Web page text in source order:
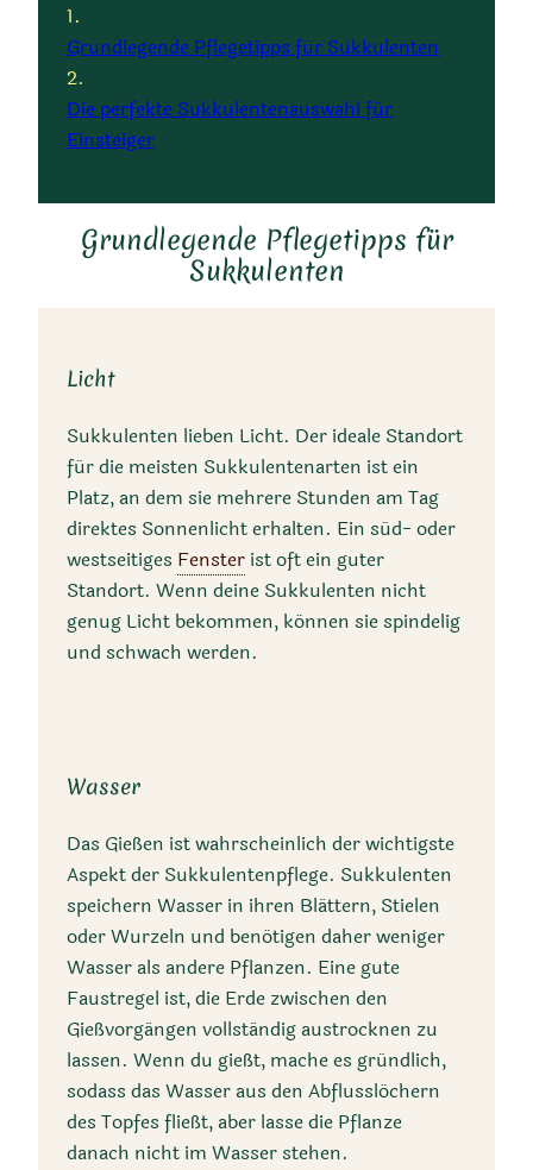
Grundlegende Pflegetipps für Sukkulenten
Die perfekte Sukkulentenauswahl für
Einsteiger
Grundlegende Pflegetipps für
Sukkulenten
Licht
Sukkulenten lieben Licht. Der ideale Standort
für die meisten Sukkulentenarten ist ein
Platz, an dem sie mehrere Stunden am Tag
direktes Sonnenlicht erhalten. Ein süd- oder
westseitiges Fenster ist oft ein guter
Standort. Wenn deine Sukkulenten nicht
genug Licht bekommen, können sie spindelig
und schwach werden.
Wasser
Das Gießen ist wahrscheinlich der wichtigste
Aspekt der Sukkulentenpflege. Sukkulenten
speichern Wasser in ihren Blättern, Stielen
oder Wurzeln und benötigen daher weniger
Wasser als andere Pflanzen. Eine gute
Faustregel ist, die Erde zwischen den
Gießvorgängen vollständig austrocknen zu
lassen. Wenn du gießt, mache es gründlich,
sodass das Wasser aus den Abflusslöchern
des Topfes fließt, aber lasse die Pflanze
danach nicht im Wasser stehen.